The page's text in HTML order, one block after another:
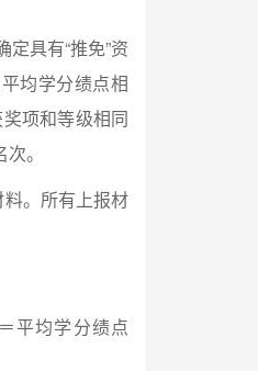
具有“推免”资
均学分绩点相
项和等级相同
。
。所有上报材
平均学分绩点